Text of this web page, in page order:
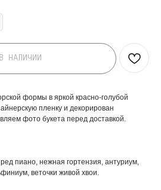
НАЛИЧИИ
формы в яркой красно-голубой
пленку и декорирован
фото букета перед доставкой.
пиано, нежная гортензия, антуриум,
веточки живой хвои.